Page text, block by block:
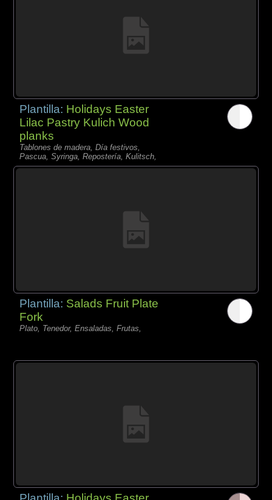
Plantilla: Holidays Easter
Lilac Pastry Kulich Wood
planks
Tablones de madera, Día festivos,
Pascua, Syringa, Repostería, Kulitsch,
Plantilla: Salads Fruit Plate
Fork
Plato, Tenedor, Ensaladas, Frutas,